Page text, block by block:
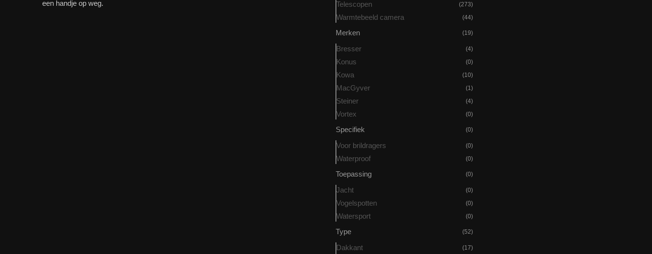
een handje op weg.
Telescopen (273)
Warmtebeeld camera (44)
Merken (19)
Bresser (4)
Konus (0)
Kowa (10)
MacGyver (1)
Steiner (4)
Vortex (0)
Specifiek (0)
Voor brildragers (0)
Waterproof (0)
Toepassing (0)
Jacht (0)
Vogelspotten (0)
Watersport (0)
Type (52)
Dakkant (17)